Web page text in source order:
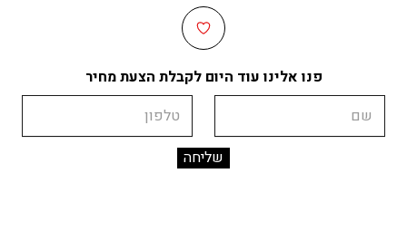
פנו אלינו עוד היום לקבלת הצעת מחיר